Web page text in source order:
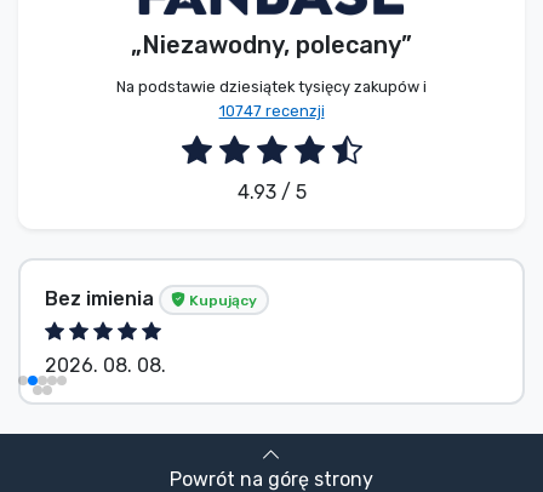
„Niezawodny, polecany”
Na podstawie dziesiątek tysięcy zakupów i
10747 recenzji
4.93 / 5
Bez imienia Kupujący
2026. 08. 07.
Powrót na górę strony